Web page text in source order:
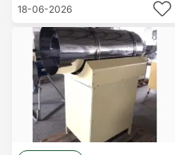
18-06-2026